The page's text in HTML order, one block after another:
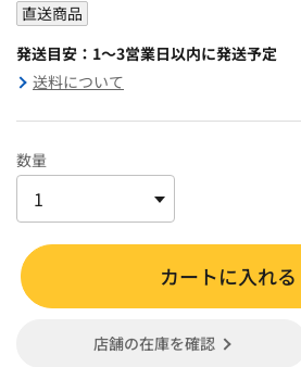
直送商品
発送目安：1～3営業日以内に発送予定
送料について
数量
カートに入れる
店舗の在庫を確認